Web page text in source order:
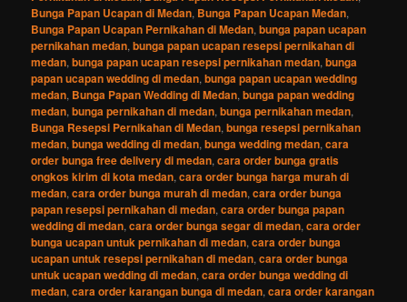
Bunga Papan Ucapan di Medan, Bunga Papan Ucapan Medan,
Bunga Papan Ucapan Pernikahan di Medan,bunga papan ucapan
pernikahan medan,bunga papan ucapan resepsi pernikahan di
medan,bunga papan ucapan resepsi pernikahan medan,bunga
papan ucapan wedding di medan,bunga papan ucapan wedding
medan, Bunga Papan Wedding di Medan,bunga papan wedding
medan,bunga pernikahan di medan,bunga pernikahan medan,
Bunga Resepsi Pernikahan di Medan,bunga resepsi pernikahan
medan,bunga wedding di medan,bunga wedding medan,cara
order bunga free delivery di medan,cara order bunga gratis
ongkos kirim di kota medan,cara order bunga harga murah di
medan,cara order bunga murah di medan,cara order bunga
papan resepsi pernikahan di medan,cara order bunga papan
wedding di medan,cara order bunga segar di medan,cara order
bunga ucapan untuk pernikahan di medan,cara order bunga
ucapan untuk resepsi pernikahan di medan,cara order bunga
untuk ucapan wedding di medan,cara order bunga wedding di
medan,cara order karangan bunga di medan,cara order karangan